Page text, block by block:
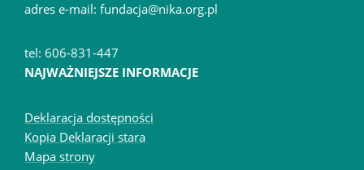
adres e-mail: fundacja@nika.org.pl
tel: 606-831-447
NAJWAŻNIEJSZE INFORMACJE
Deklaracja dostępności
Kopia Deklaracji stara
Mapa strony